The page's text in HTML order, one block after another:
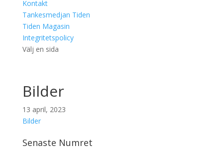
Kontakt
Tankesmedjan Tiden
Tiden Magasin
Integritetspolicy
Välj en sida
Bilder
13 april, 2023
Bilder
Senaste Numret